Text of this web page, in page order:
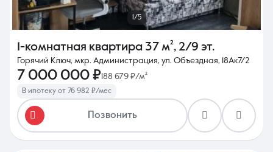
1/5
1-комнатная квартира 37 м², 2/9 эт.
Горячий Ключ, мкр. Администрация, ул. Объездная, 18Ак7/2
7 000 000 ₽ 188 679 ₽/м²
В ипотеку от 76 982 ₽/мес
Позвонить